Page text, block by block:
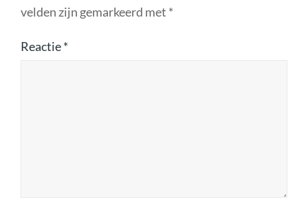
velden zijn gemarkeerd met *
Reactie*